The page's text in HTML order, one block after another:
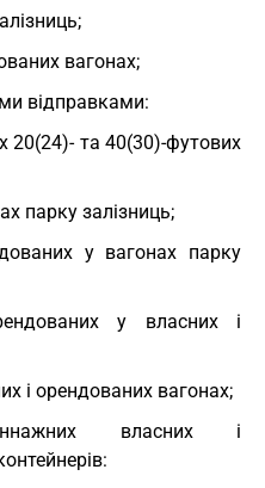
вагонах;
відправками:
20(24)- та 40(30)-футових
парку залізниць;
у вагонах парку
у власних і
і орендованих вагонах;
власних і